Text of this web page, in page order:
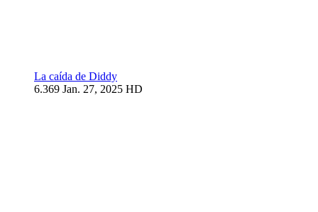
La caída de Diddy
6.369 Jan. 27, 2025 HD